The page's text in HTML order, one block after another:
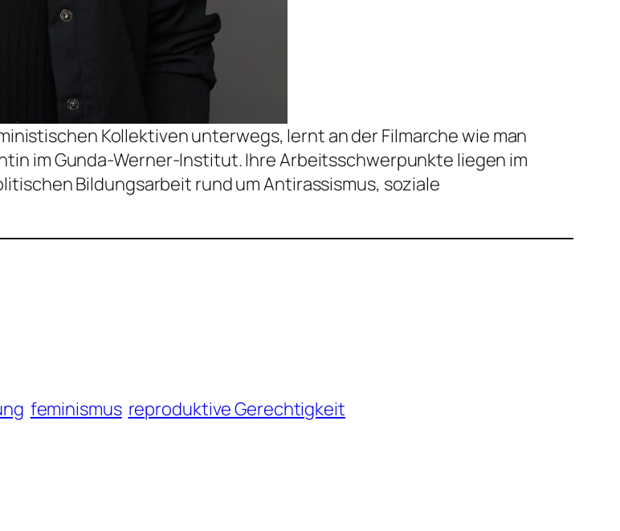
Kollektiven unterwegs, lernt an der Filmarche wie man
im Gunda-Werner-Institut. Ihre Arbeitsschwerpunkte liegen im
Bildungsarbeit rund um Antirassismus, soziale
feminismus reproduktive Gerechtigkeit